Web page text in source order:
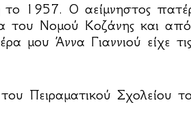
1957. Ο αείμνηστος
του Νομού Κοζάνης και
μου Άννα Γιαννιού είχε
Πειραματικού Σχολείου